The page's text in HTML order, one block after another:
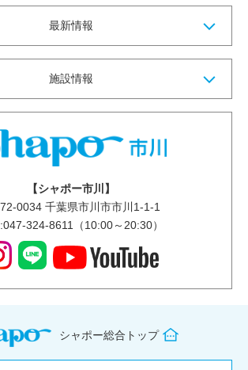
最新情報
施設情報
【シャポー市川】
0034千葉県市川市市川1-1-1
324-8611（10:00～20:30）
シャポー総合トップ